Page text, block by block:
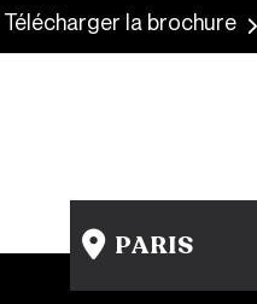
Télécharger la brochure
PARIS
15 rue